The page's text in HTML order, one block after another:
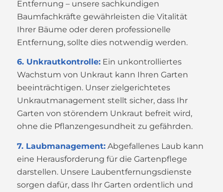
Entfernung – unsere sachkundigen
Baumfachkräfte gewährleisten die Vitalität
Ihrer Bäume oder deren professionelle
Entfernung, sollte dies notwendig werden.
6. Unkrautkontrolle:Ein unkontrolliertes
Wachstum von Unkraut kann Ihren Garten
beeinträchtigen. Unser zielgerichtetes
Unkrautmanagement stellt sicher, dass Ihr
Garten von störendem Unkraut befreit wird,
ohne die Pflanzengesundheit zu gefährden.
7. Laubmanagement:Abgefallenes Laub kann
eine Herausforderung für die Gartenpflege
darstellen. Unsere Laubentfernungsdienste
sorgen dafür, dass Ihr Garten ordentlich und